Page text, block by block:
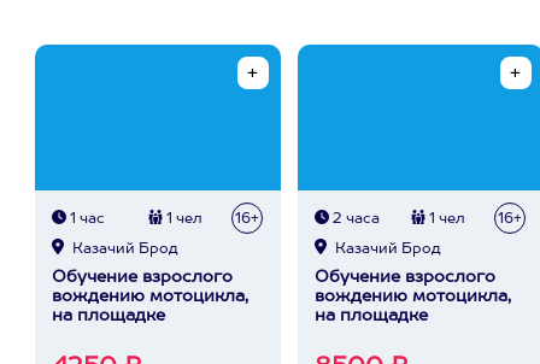
1 час 1 чел 16+
Казачий Брод
Обучение взрослого
вождению мотоцикла,
на площадке
2 часа 1 чел 16+
Казачий Брод
Обучение взрослого
вождению мотоцикла,
на площадке